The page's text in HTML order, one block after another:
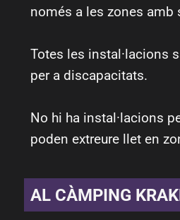
només a les zones amb
Totes les instal·lacions
per a discapacitats.
No hi ha instal·lacions
poden extreure llet en
AL CÀMPING